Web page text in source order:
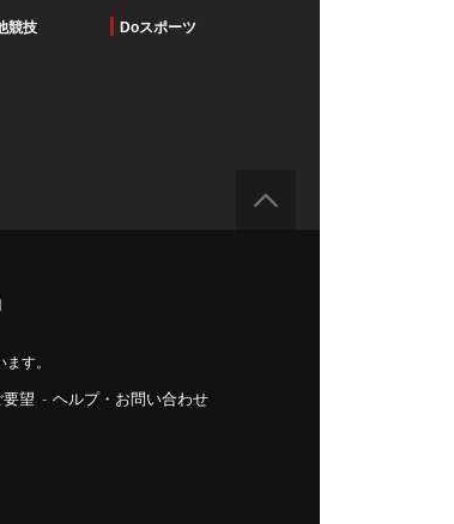
競技 Doスポーツ
す。
望 - ヘルプ・お問い合わせ